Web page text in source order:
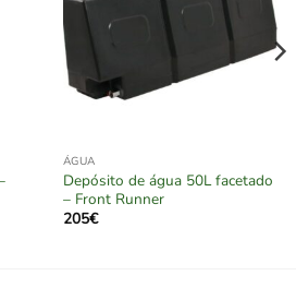
ÁGUA
Depósito de água 50L facetado
– Front Runner
205€